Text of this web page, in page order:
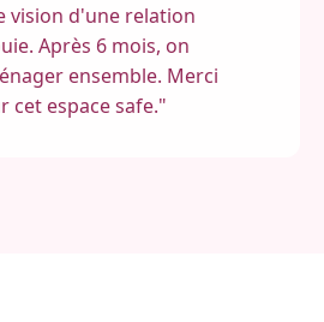
vision d'une relation
Après 6 mois, on
ensemble. Merci
cet espace safe."